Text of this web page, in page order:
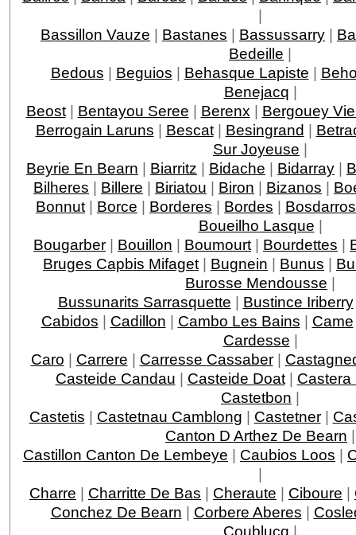
|
Bassillon Vauze | Bastanes | Bassussarry |
Bedeille |
Bedous | Beguios | Behasque Lapiste |
Benejacq |
Beost| Bentayou Seree | Berenx | Bergouey
Berrogain Laruns | Bescat| Besingrand |
Sur Joyeuse |
Beyrie En Bearn | Biarritz | Bidache | Bidarray |
Bilheres | Billere | Biriatou | Biron | Bizanos |
Bonnut | Borce | Borderes | Bordes | Bosdarros
Boueilho Lasque |
Bougarber | Bouillon | Boumourt | Bourdettes |
Bruges Capbis Mifaget | Bugnein | Bunus |
Burosse Mendousse |
Bussunarits Sarrasquette | Bustince Iriberry
Cabidos | Cadillon | Cambo Les Bains | Came
Cardesse |
Caro | Carrere | Carresse Cassaber|
Casteide Candau | Casteide Doat| Castera
Castetbon |
Castetis | Castetnau Camblong | Castetner|
Canton D Arthez De Bearn |
Castillon Canton De Lembeye | Caubios Loos |
|
Charre | Charritte De Bas | Cheraute | Ciboure |
Conchez De Bearn | Corbere Aberes |
Coublucq |